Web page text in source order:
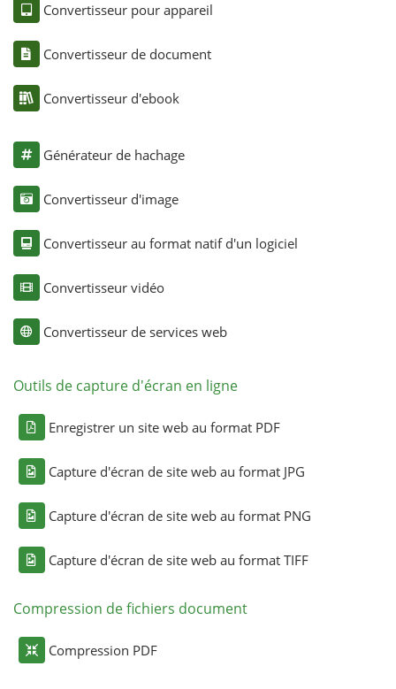
Convertisseur pour appareil
Convertisseur de document
Convertisseur d'ebook
Générateur de hachage
Convertisseur d'image
Convertisseur au format natif d'un logiciel
Convertisseur vidéo
Convertisseur de services web
Outils de capture d'écran en ligne
Enregistrer un site web au format PDF
Capture d'écran de site web au format JPG
Capture d'écran de site web au format PNG
Capture d'écran de site web au format TIFF
Compression de fichiers document
Compression PDF